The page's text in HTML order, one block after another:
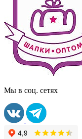
Мы в соц. сетях